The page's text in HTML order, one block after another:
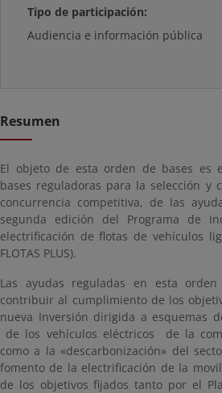
Tipo de participación:
Audiencia e información pública
Resumen
El objeto de esta orden de bases es
bases reguladoras para la selección y
concurrencia competitiva, de las
segunda edición del Programa de
electrificación de flotas de vehículos
FLOTAS PLUS).
Las ayudas reguladas en esta
contribuir al cumplimiento de los
nueva Inversión dirigida a esquemas
de los vehículos eléctricos de la
como a la «descarbonización» del
fomento de la electrificación de la
de los objetivos fijados tanto por el